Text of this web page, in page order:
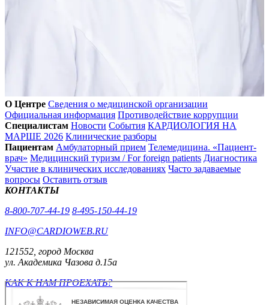
О Центре Сведения о медицинской организации
Официальная информация Противодействие коррупции
Специалистам Новости События КАРДИОЛОГИЯ НА
МАРШЕ 2026 Клинические разборы
Пациентам Амбулаторный прием Телемедицина. «Пациент-
врач» Медицинский туризм / For foreign patients Диагностика
Участие в клинических исследованиях Часто задаваемые
вопросы Оставить отзыв
КОНТАКТЫ
8-800-707-44-19 8-495-150-44-19
INFO@CARDIOWEB.RU
121552, город Москва
ул. Академика Чазова д.15а
КАК К НАМ ПРОЕХАТЬ?